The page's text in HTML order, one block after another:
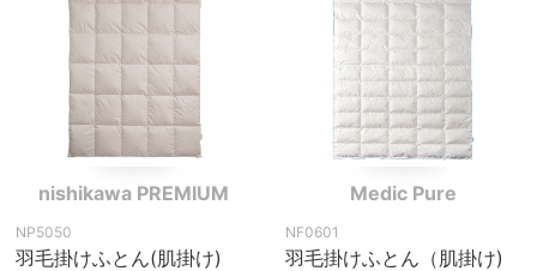
nishikawa PREMIUM
NP5050
羽毛掛けふとん(肌掛け)
Medic Pure
NF0601
羽毛掛けふとん（肌掛け)